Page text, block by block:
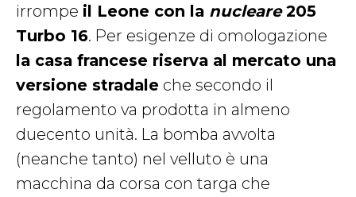
irrompe il Leone con la nucleare205
Turbo 16. Per esigenze di omologazione
la casa francese riserva al mercato una
versione stradale che secondo il
regolamento va prodotta in almeno
duecento unità. La bomba avvolta
(neanche tanto) nel velluto è una
macchina da corsa con targa che